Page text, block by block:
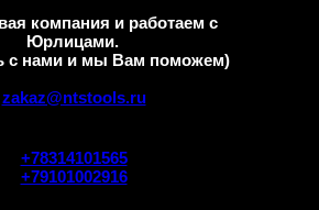
+78314101565
+79101002916
zakaz@ntstools.ru
компания и работаем с
Юрлицами.
с нами и мы Вам поможем)